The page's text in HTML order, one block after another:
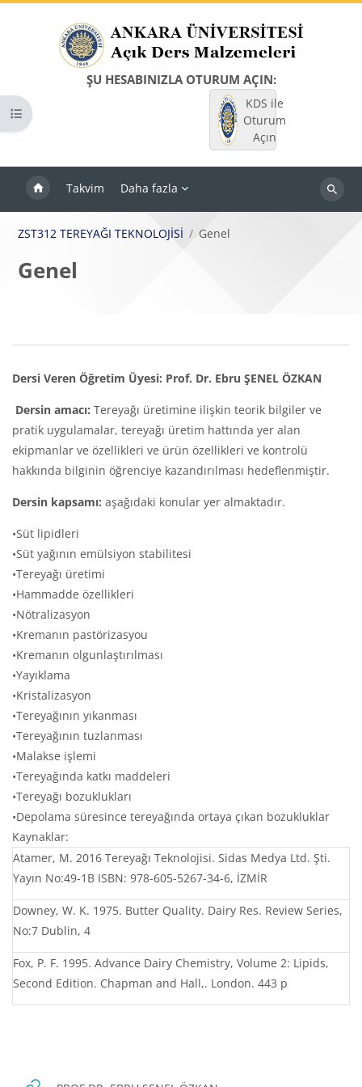
ŞU HESABINIZLA OTURUM AÇIN:
KDS ile
Oturum
Açın
Takvim Daha fazla
Dersleri
Kurs dizinini aç
ZST312 TEREYAĞI TEKNOLOJİSİ Genel
Genel
Bloklar
Bölüm anahatları
Dersi Veren Öğretim Üyesi: Prof. Dr. Ebru ŞENEL ÖZKAN
Dersin amacı: Tereyağı üretimine ilişkin teorik bilgiler ve
pratik uygulamalar, tereyağı üretim hattında yer alan
ekipmanlar ve özellikleri ve ürün özellikleri ve kontrolü
hakkında bilginin öğrenciye kazandırılması hedeflenmiştir.
Dersin kapsamı: aşağıdaki konular yer almaktadır.
•Süt lipidleri
•Süt yağının emülsiyon stabilitesi
•Tereyağı üretimi
•Hammadde özellikleri
•Nötralizasyon
•Kremanın pastörizasyou
•Kremanın olgunlaştırılması
•Yayıklama
•Kristalizasyon
•Tereyağının yıkanması
•Tereyağının tuzlanması
•Malakse işlemi
•Tereyağında katkı maddeleri
•Tereyağı bozuklukları
•Depolama süresince tereyağında ortaya çıkan bozukluklar
Kaynaklar:
Atamer, M. 2016 Tereyağı Teknolojisi. Sidas Medya Ltd. Şti.
Yayın No:49-1B ISBN: 978-605-5267-34-6, İZMİR
Downey, W. K. 1975. Butter Quality. Dairy Res. Review Series,
No:7 Dublin, 4
Fox, P. F. 1995. Advance Dairy Chemistry, Volume 2: Lipids,
Second Edition. Chapman and Hall,. London. 443 p